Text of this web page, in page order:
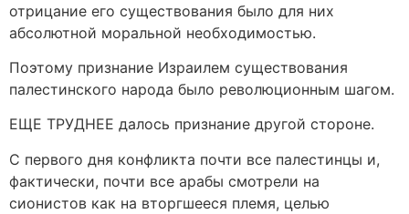
отрицание его существования было для них
абсолютной моральной необходимостью.
Поэтому признание Израилем существования
палестинского народа было революционным шагом.
ЕЩЕ ТРУДНЕЕ далось признание другой стороне.
C первого дня конфликта почти все палестинцы и,
фактически, почти все арабы смотрели на
сионистов как на вторгшееся племя, целью